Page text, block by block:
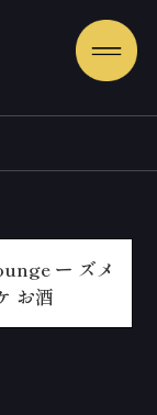
ー ズメ
お酒